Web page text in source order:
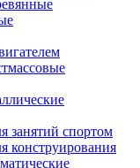
занятий спортом
конструирования